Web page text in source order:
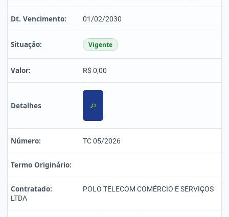
Dt. Vencimento: 01/02/2030
Situação: Vigente
Valor: R$ 0,00
Detalhes
Número: TC 05/2026
Termo Originário:
Contratado:
POLO TELECOM COMÉRCIO E SERVIÇOS
LTDA